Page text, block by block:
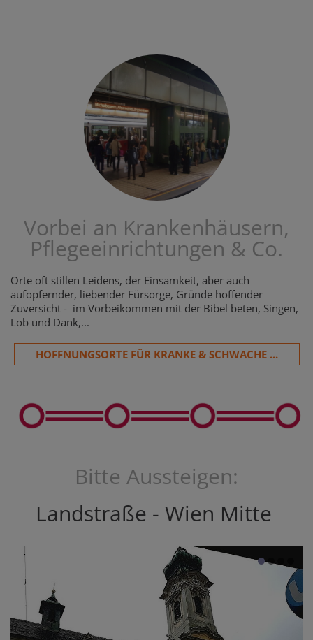
Vorbei an Krankenhäusern,
Pflegeeinrichtungen & Co.
Orte oft stillen Leidens, der Einsamkeit, aber auch
aufopfernder, liebender Fürsorge, Gründe hoffender
Zuversicht - im Vorbeikommen mit der Bibel beten, Singen,
Lob und Dank,...
HOFFNUNGSORTE FÜR KRANKE & SCHWACHE ...
Bitte Aussteigen:
Landstraße - Wien Mitte